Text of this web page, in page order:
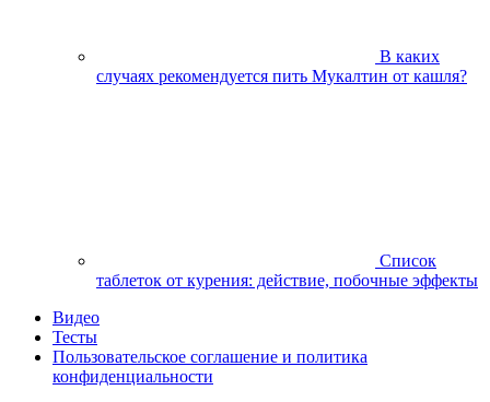
В каких
случаях рекомендуется пить Мукалтин от кашля?
Список
таблеток от курения: действие, побочные эффекты
Видео
Тесты
Пользовательское соглашение и политика
конфиденциальности